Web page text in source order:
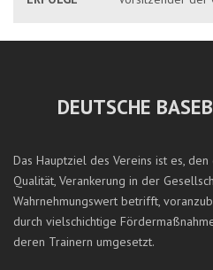
DEUTSCHE
Das Hauptziel des Vereins ist es,
Qualität, Verankerung in der
Wahrnehmungswert betrifft,
durch vielschichtige
deren Trainern umgesetzt.